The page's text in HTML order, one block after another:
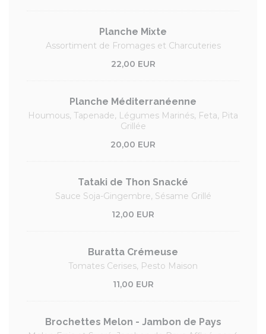
Planche Mixte
Assortiment de Fromages et Charcuteries
22,00 EUR
Planche Méditerranéenne
Houmous, Tapenade, Légumes Marinés, Feta, Pita
Grillée
20,00 EUR
Tataki de Thon Snacké
Sauce Soja-Gingembre, Sésame Grillé
12,00 EUR
Buratta Crémeuse
Tomates Cerises, Pesto Maison
11,00 EUR
Brochettes Melon - Jambon de Pays